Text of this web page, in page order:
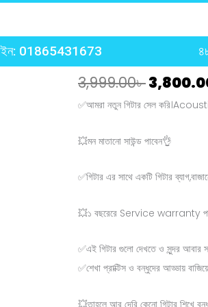
01865431673
3,999.00৳
price
✅আমরা নতুন গিটার সেল
💥মন মাতানো সাউন্ড পাবেন👌
✅গিটার এর সাথে একটি গিটার
💥১ বছরেরে Service warranty
✅এই গিটার গুলো দেখতে ও সুন্দর আবার
✅শেখা প্রাক্টিস ও বন্ধুদের আড্ডায়
💥তাহলে আর দেরি কেনো গিটার শিখে
Brand
new
colour
semi
guitar